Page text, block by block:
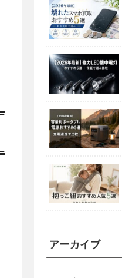
アーカイブ